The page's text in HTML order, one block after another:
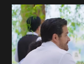
permanecer virgem
ama, o que não é
se aprimorar,
ser a primeira